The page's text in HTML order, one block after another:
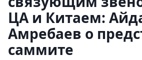
ЦА и Китаем:
Амребаев о
саммите